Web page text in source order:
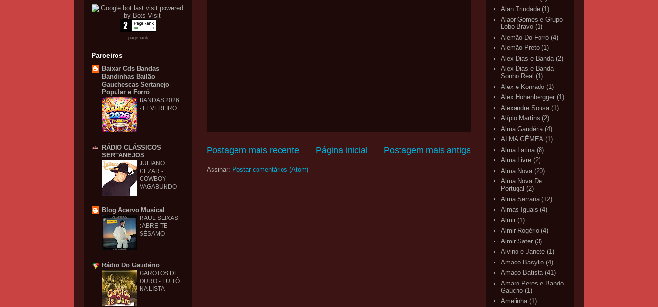
Postagem mais recente Postagem mais antiga
Página inicial
Assinar: Postar comentários (Atom)
page rank
Parceiros
Baixar Cds Bandas
Bandinhas Bailão
Gauchescas Sertanejo
Popular e Forró
BANDAS 2026
- FEVEREIRO
RÁDIO CLÁSSICOS
SERTANEJOS
JULIANO
CEZAR -
COWBOY
VAGABUNDO
Blog Acervo Musical
RAUL SEIXAS
: ABRE-TE
SÉSAMO
Rádio Do Gaudério
GAROTOS DE
OURO - EU TÔ
NA LISTA
Alan Trindade (1)
Alaor Gomes e Grupo
Lobo Bravo (1)
Alemão Do Forró (4)
Alemão Preto (1)
Alex Dias e Banda (2)
Alex Dias e Banda
Sonho Real (1)
Alex e Konrado (1)
Alex Hohenbergger (1)
Alexandre Sousa (1)
Alípio Martins (2)
Alma Gaudéria (4)
ALMA GÊMEA (1)
Alma Latina (8)
Alma Livre (2)
Alma Nova (20)
Alma Nova De
Portugal (2)
Alma Serrana (12)
Almas Iguais (4)
Almir (1)
Almir Rogério (4)
Almir Sater (3)
Alvino e Janete (1)
Amado Basylio (4)
Amado Batista (41)
Amaro Peres e Bando
Gaúcho (1)
Amelinha (1)